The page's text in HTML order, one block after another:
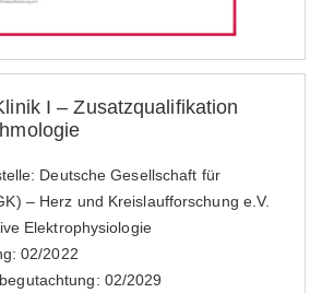
I – Zusatzqualifikation
Deutsche Gesellschaft für
– Herz und Kreislaufforschung e.V.
Elektrophysiologie
02/2022
02/2029